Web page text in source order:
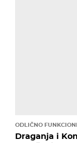
ODLIČNO
Draganja i